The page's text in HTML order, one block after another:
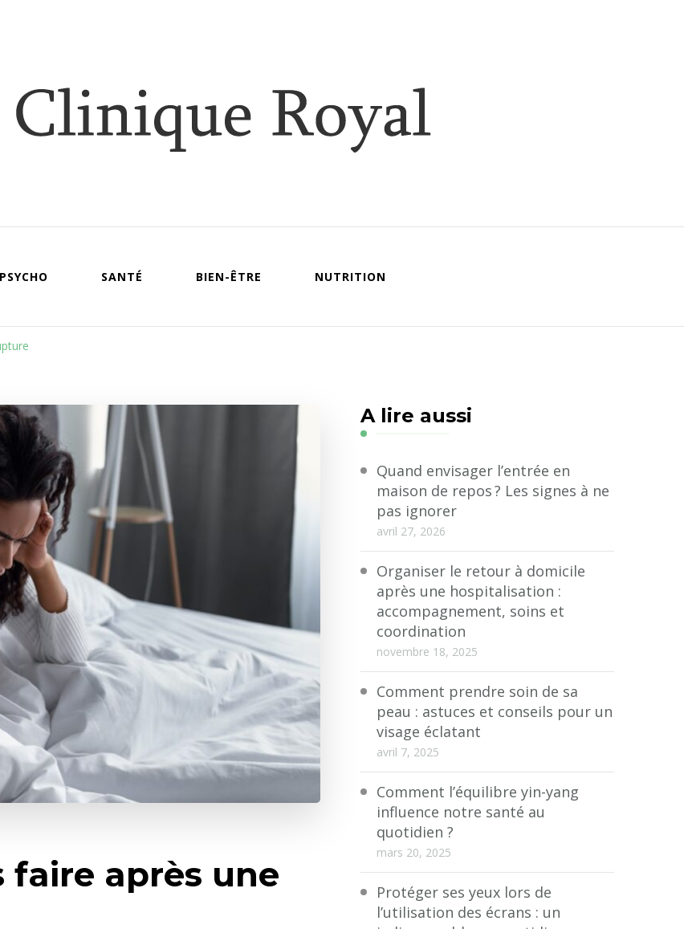
royal
PSYCHO SANTÉ BIEN-ÊTRE NUTRITION
faire après une
A lire aussi
Quand envisager l’entrée en
maison de repos ? Les signes à ne
pas ignorer
avril 27, 2026
Organiser le retour à domicile
après une hospitalisation :
accompagnement, soins et
coordination
novembre 18, 2025
Comment prendre soin de sa
peau : astuces et conseils pour un
visage éclatant
avril 7, 2025
Comment l’équilibre yin-yang
influence notre santé au
quotidien ?
mars 20, 2025
Protéger ses yeux lors de
l’utilisation des écrans : un